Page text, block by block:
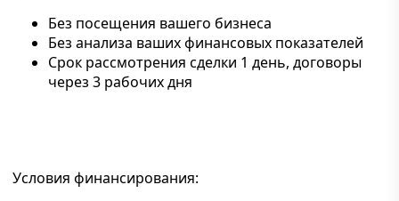
Без посещения вашего бизнеса
Без анализа ваших финансовых показателей
Срок рассмотрения сделки 1 день, договоры
через 3 рабочих дня
Условия финансирования: